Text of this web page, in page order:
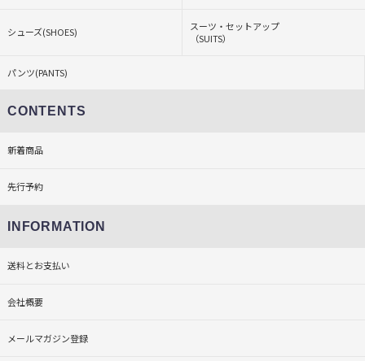
シューズ(SHOES)
スーツ・セットアップ
（SUITS）
パンツ(PANTS)
CONTENTS
新着商品
先行予約
INFORMATION
送料とお支払い
会社概要
メールマガジン登録